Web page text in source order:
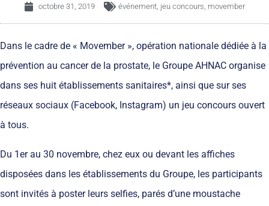
octobre 31, 2019 événement, jeu concours, movember
Dans le cadre de « Movember », opération nationale dédiée à la
prévention au cancer de la prostate, le Groupe AHNAC organise
dans ses huit établissements sanitaires*, ainsi que sur ses
réseaux sociaux (Facebook, Instagram) un jeu concours ouvert
à tous.
Du 1er au 30 novembre, chez eux ou devant les affiches
disposées dans les établissements du Groupe, les participants
sont invités à poster leurs selfies, parés d’une moustache